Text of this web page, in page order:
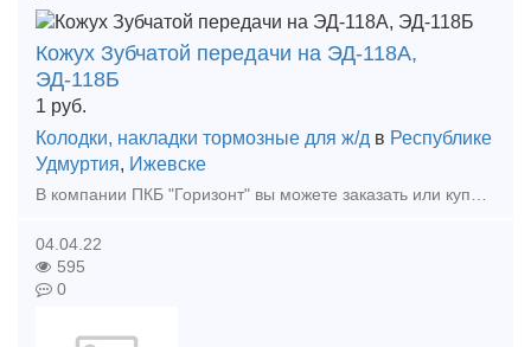
Кожух Зубчатой передачи на ЭД-118А,
ЭД-118Б
1 руб.
Колодки, накладки тормозные для ж/д в Республике
Удмуртия, Ижевске
В компании ПКБ "Горизонт" вы можете заказать или купить из наличия: - Кожух Зубчатой передачи на ЭД-118А - Кожух Зубчатой передачи на ЭД-118Б В исполнении из металла т
04.04.22
595
0